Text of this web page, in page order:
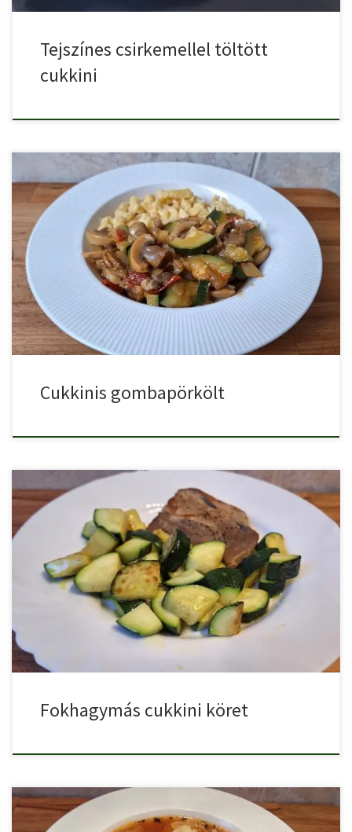
Tejszínes csirkemellel töltött
cukkini
A cukkinis gombapörkölt egy magyaros vega, laktató főétel.
Hozzávalók: 50 […]
Cukkinis gombapörkölt
A fokhagymás cukkini köret egy egyszerűen és gyorsan,
serpenyőben elkészíthető […]
Fokhagymás cukkini köret